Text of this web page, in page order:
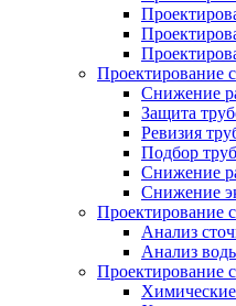
Проектирование
Снижение
Защита
Ревизия
Подбор
Снижение
Снижение
Проектирование
Анализ
Анализ
Проектирование
Химические